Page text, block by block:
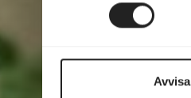
Avvisa